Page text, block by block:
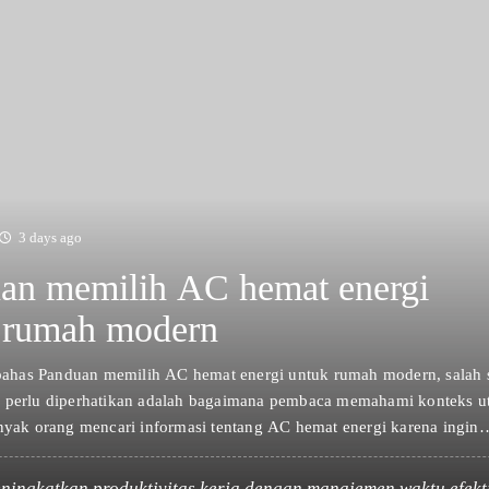
3 days ago
memilih AC hemat energi
modern
Panduan memilih AC hemat energi untuk rumah modern, salah
diperhatikan adalah bagaimana pembaca memahami konteks
orang mencari informasi tentang AC hemat energi karena ingin
gambaran yang lebih jelas sebelum mengambil keputusan. AC
satu istilah yang sering muncul dalam…